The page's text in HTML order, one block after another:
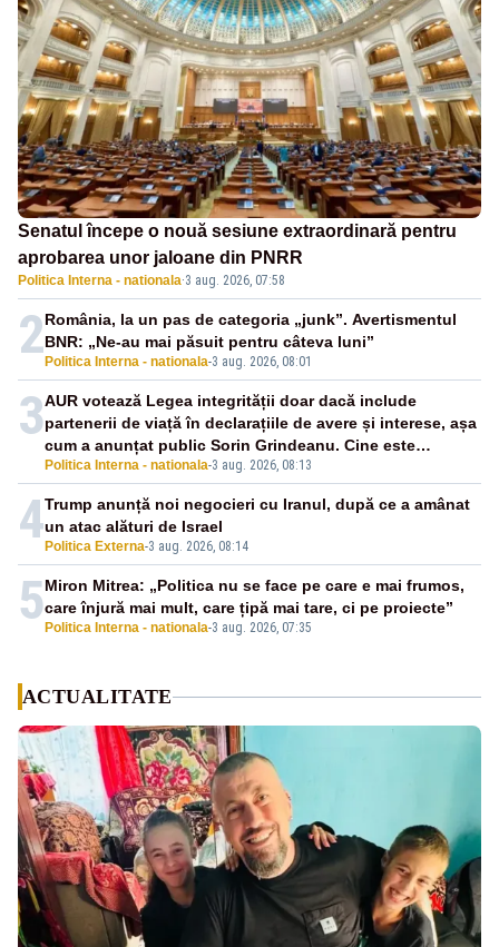
Senatul începe o nouă sesiune extraordinară pentru
aprobarea unor jaloane din PNRR
Politica Interna - nationala·3 aug. 2026, 07:58
2 Politica Interna - nationala-3 aug. 2026, 08:01
România, la un pas de categoria „junk”. Avertismentul
BNR: „Ne-au mai păsuit pentru câteva luni”
3
Politica Interna - nationala-3 aug. 2026, 08:13
AUR votează Legea integrității doar dacă include
partenerii de viață în declarațiile de avere și interese, așa
cum a anunțat public Sorin Grindeanu. Cine este
incompatibil sau în conflict de interese trebuie să plece
din funcție: fără excepții!
4 Politica Externa-3 aug. 2026, 08:14
Trump anunță noi negocieri cu Iranul, după ce a amânat
un atac alături de Israel
5 Politica Interna - nationala-3 aug. 2026, 07:35
Miron Mitrea: „Politica nu se face pe care e mai frumos,
care înjură mai mult, care țipă mai tare, ci pe proiecte”
ACTUALITATE